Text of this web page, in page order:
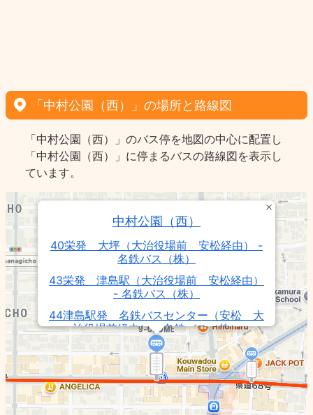
「中村公園（西）」の場所と路線図
「中村公園（西）」のバス停を地図の中心に配置し
「中村公園（西）」に停まるバスの路線図を表示し
ています。
中村公園（西）
40栄発 大坪（大治役場前 安松経由） -
名鉄バス（株）
43栄発 津島駅（大治役場前 安松経由）
- 名鉄バス（株）
44津島駅発 名鉄バスセンター（安松 大
治役場前経由） - 名鉄バス（株）
43津島駅発 栄（安松 大治役場前経由）
- 名鉄バス（株）
41大坪発 名鉄バスセンター（安松 大治
役場前経由） - 名鉄バス（株）